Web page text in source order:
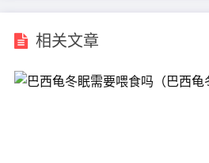
相关文章